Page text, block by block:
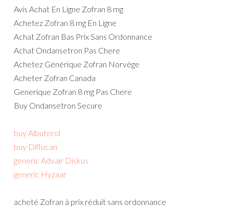
Avis Achat En Ligne Zofran 8 mg
Achetez Zofran 8 mg En Ligne
Achat Zofran Bas Prix Sans Ordonnance
Achat Ondansetron Pas Chere
Achetez Générique Zofran Norvège
Acheter Zofran Canada
Generique Zofran 8 mg Pas Chere
Buy Ondansetron Secure
buy Albuterol
buy Diflucan
generic Advair Diskus
generic Hyzaar
acheté Zofran à prix réduit sans ordonnance